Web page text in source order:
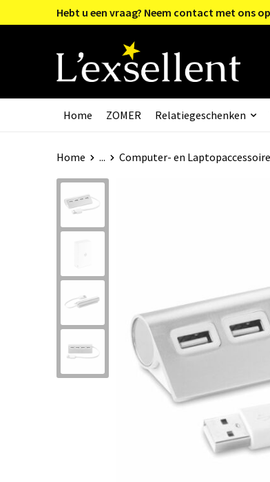
Hebt u een vraag? Neem contact met ons op
Home ZOMER Relatiegeschenken
Home ... Computer- en